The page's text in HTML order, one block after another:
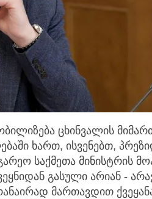
ცხინვალის
ხართ, ისვენებთ,
საქმეთა მინისტრის
გასული არიან -
მართავდით